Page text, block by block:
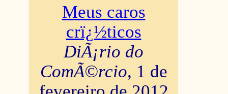
Meus caros
crï¿½ticos
DiÃ¡rio do
ComÃ©rcio, 1 de